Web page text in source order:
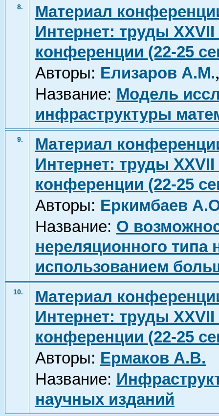
8.
Материал
Интернет: труды
конференции (22-25
Авторы: Елизаров А.М.
Название: Модель
инфраструктуры
9.
Материал
Интернет: труды
конференции (22-25
Авторы: Еркимбаев
Название: О
нереляционного типа
использованием
10.
Материал
Интернет: труды
конференции (22-25
Авторы: Ермаков А.В.
Название:
научных изданий